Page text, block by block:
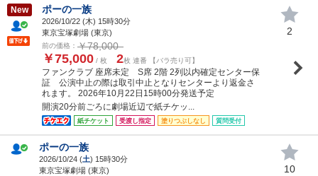
New ポーの一族
2026/10/22 (木) 15時30分
東京宝塚劇場 (東京)
前の価格： ￥78,000
￥75,000 / 枚 2枚 連番 【バラ売り可】
ファンクラブ 座席未定 S席 2階 2列以内確定センター保
証 公演中止の際は取引中止となりセンターより返金さ
れます。 2026年10月22日15時00分発送予定
開演20分前ごろに劇場近辺で紙チケッ...
紙チケット 受渡し指定 塗りつぶしなし 質問受付
2
ポーの一族
2026/10/24 (土) 15時30分
東京宝塚劇場 (東京)
10